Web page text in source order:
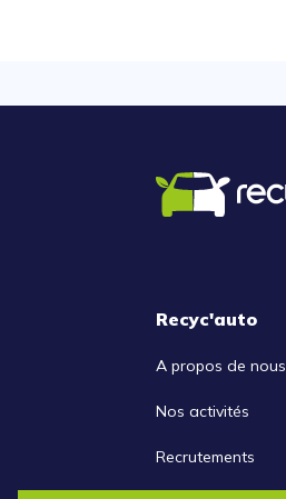
Recyc'auto
A propos de nous
Nos activités
Recrutements